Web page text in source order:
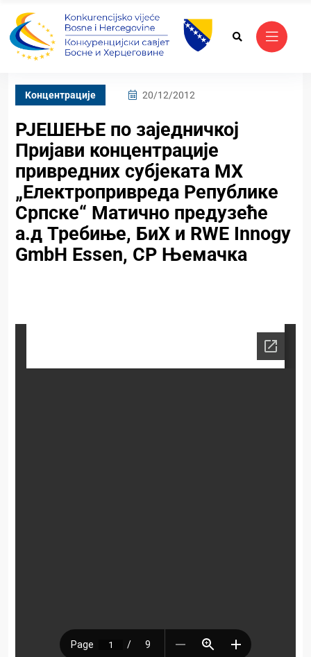
Kонцентрације 20/12/2012
РЈЕШЕЊЕ по заједничкој
Пријави концентрације
привредних субјеката МХ
„Електропривреда Републике
Српске“ Матично предузеће
а.д Требиње, БиХ и RWE Innogy
GmbH Essen, СР Њемачка